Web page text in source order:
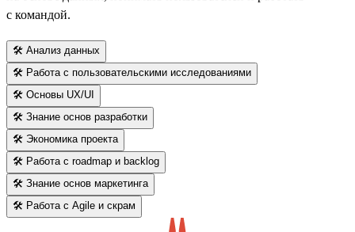
с командой.
🛠 Анализ данных
🛠 Работа с пользовательскими исследованиями
🛠 Основы UX/UI
🛠 Знание основ разработки
🛠 Экономика проекта
🛠 Работа с roadmap и backlog
🛠 Знание основ маркетинга
🛠 Работа с Agile и скрам